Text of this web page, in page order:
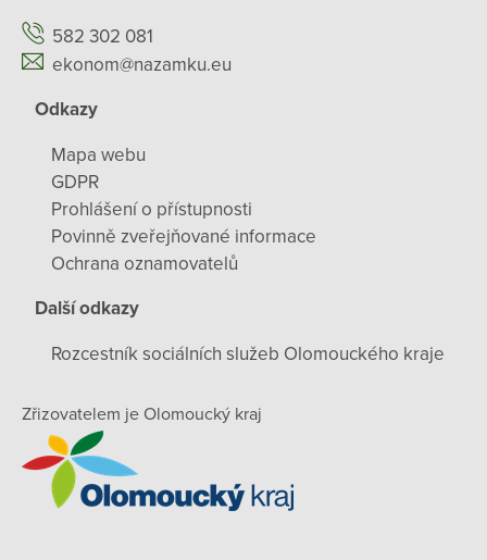
582 302 081
ekonom@nazamku.eu
Odkazy
Mapa webu
GDPR
Prohlášení o přístupnosti
Povinně zveřejňované informace
Ochrana oznamovatelů
Další odkazy
Rozcestník sociálních služeb Olomouckého kraje
Zřizovatelem je Olomoucký kraj